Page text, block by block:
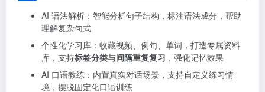
AI 语法解析：智能分析句子结构，标注语法成分，帮助
理解复杂句式
个性化学习库：收藏视频、例句、单词，打造专属资料
库，支持标签分类与间隔重复复习 ，强化记忆效果
AI 口语教练：内置真实对话场景，支持自定义练习情
境，摆脱固定化口语训练